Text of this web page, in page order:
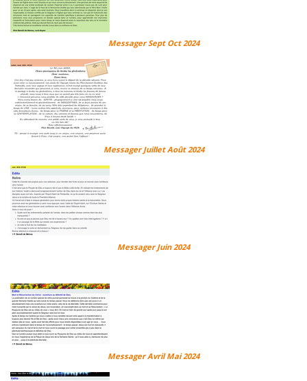
Messager Sept Oct 2024
Messager Juillet Août 2024
Messager Juin 2024
Messager Avril Mai 2024